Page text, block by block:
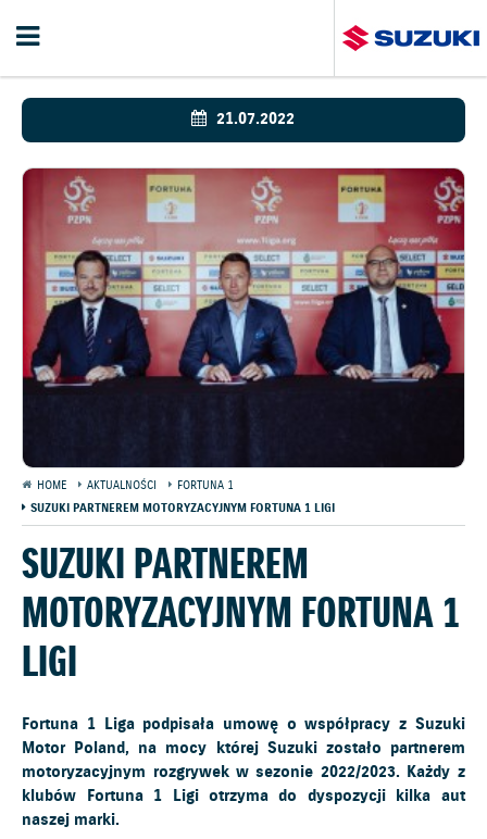
21.07.2022
HOME AKTUALNOŚCI
FORTUNA 1
SUZUKI PARTNEREM MOTORYZACYJNYM FORTUNA 1 LIGI
SUZUKI PARTNEREM
MOTORYZACYJNYM FORTUNA 1
LIGI
Fortuna 1 Liga podpisała umowę o współpracy z Suzuki
Motor Poland, na mocy której Suzuki zostało partnerem
motoryzacyjnym rozgrywek w sezonie 2022/2023. Każdy z
klubów Fortuna 1 Ligi otrzyma do dyspozycji kilka aut
naszej marki.